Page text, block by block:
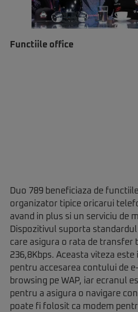
Functiile office
Duo 789 beneficiaza de
organizator tipice oricarui
avand in plus si un serviciu de
Dispozitivul suporta standardul
care asigura o rata de transfer
236,8Kbps. Aceasta viteza
pentru accesarea contului de
browsing pe WAP, iar ecranul
pentru a asigura o navigare
poate fi folosit ca modem